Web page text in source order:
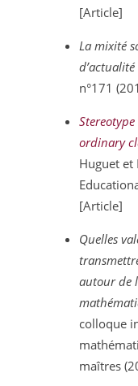
[Article]
La mixité
d’actualité
n°171
ordinary
Huguet et
[Article]
Quelles
autour de
colloque
maîtres